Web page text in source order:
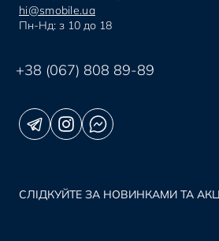
hi@smobile.ua
Пн-Нд: з 10 до 18
+38 (067) 808 89-89
СЛІДКУЙТЕ ЗА НОВИНКАМИ ТА